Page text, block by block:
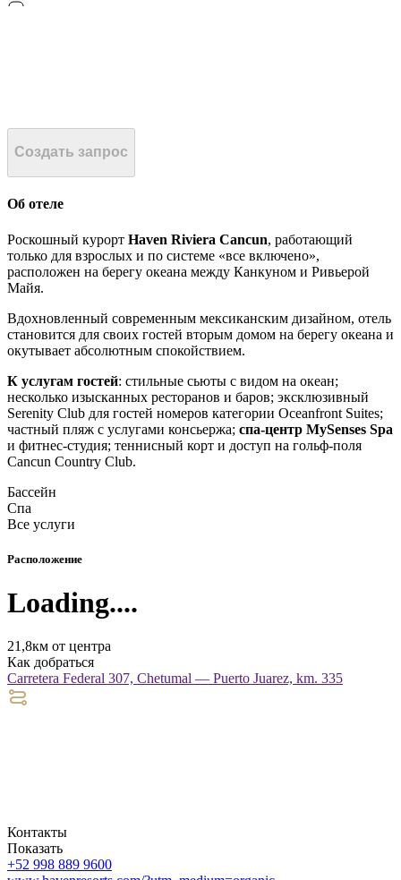
Создать запрос
Об отеле
Роскошный курорт Haven Riviera Cancun, работающий
только для взрослых и по системе «все включено»,
расположен на берегу океана между Канкуном и Ривьерой
Майя.
Вдохновленный современным мексиканским дизайном, отель
становится для своих гостей вторым домом на берегу океана и
окутывает абсолютным спокойствием.
К услугам гостей: стильные сьюты с видом на океан;
несколько изысканных ресторанов и баров; эксклюзивный
Serenity Club для гостей номеров категории Oceanfront Suites;
частный пляж с услугами консьержа; спа-центр MySenses Spa
и фитнес-студия; теннисный корт и доступ на гольф-поля
Cancun Country Club.
Бассейн
Спа
Все услуги
Расположение
Loading....
21,8км от центра
Как добраться
Carretera Federal 307, Chetumal — Puerto Juarez, km. 335
Контакты
Показать
+52 998 889 9600